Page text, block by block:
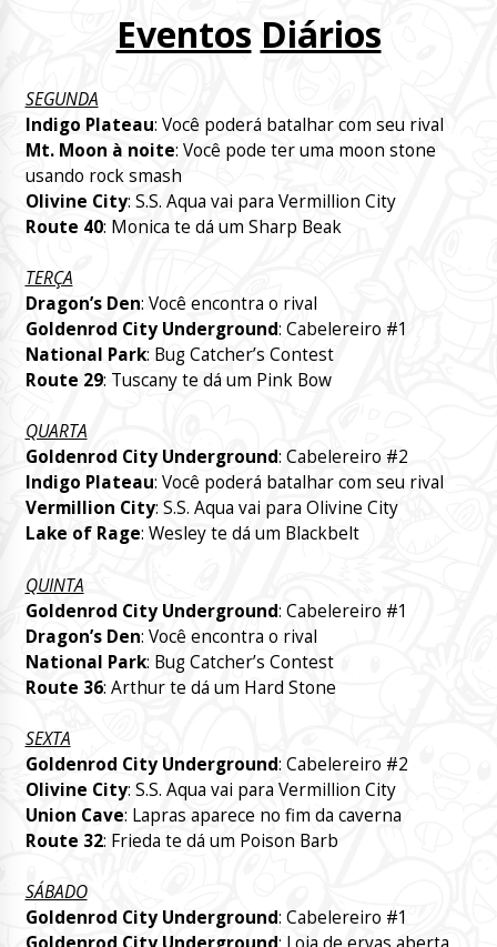
Eventos Diários
SEGUNDA
Indigo Plateau: Você poderá batalhar com seu rival
Mt. Moon à noite: Você pode ter uma moon stone
usando rock smash
Olivine City: S.S. Aqua vai para Vermillion City
Route 40: Monica te dá um Sharp Beak
TERÇA
Dragon’s Den: Você encontra o rival
Goldenrod City Underground: Cabelereiro #1
National Park: Bug Catcher’s Contest
Route 29: Tuscany te dá um Pink Bow
QUARTA
Goldenrod City Underground: Cabelereiro #2
Indigo Plateau: Você poderá batalhar com seu rival
Vermillion City: S.S. Aqua vai para Olivine City
Lake of Rage: Wesley te dá um Blackbelt
QUINTA
Goldenrod City Underground: Cabelereiro #1
Dragon’s Den: Você encontra o rival
National Park: Bug Catcher’s Contest
Route 36: Arthur te dá um Hard Stone
SEXTA
Goldenrod City Underground: Cabelereiro #2
Olivine City: S.S. Aqua vai para Vermillion City
Union Cave: Lapras aparece no fim da caverna
Route 32: Frieda te dá um Poison Barb
SÁBADO
Goldenrod City Underground: Cabelereiro #1